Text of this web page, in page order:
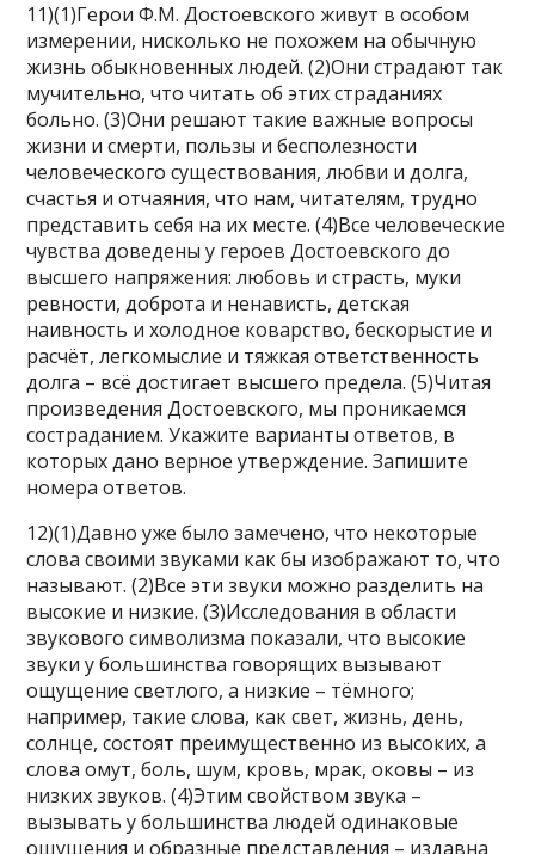
11)(1)Герои Ф.М. Достоевского живут в особом
измерении, нисколько не похожем на обычную
жизнь обыкновенных людей. (2)Они страдают так
мучительно, что читать об этих страданиях
больно. (3)Они решают такие важные вопросы
жизни и смерти, пользы и бесполезности
человеческого существования, любви и долга,
счастья и отчаяния, что нам, читателям, трудно
представить себя на их месте. (4)Все человеческие
чувства доведены у героев Достоевского до
высшего напряжения: любовь и страсть, муки
ревности, доброта и ненависть, детская
наивность и холодное коварство, бескорыстие и
расчёт, легкомыслие и тяжкая ответственность
долга – всё достигает высшего предела. (5)Читая
произведения Достоевского, мы проникаемся
состраданием. Укажите варианты ответов, в
которых дано верное утверждение. Запишите
номера ответов.
12)(1)Давно уже было замечено, что некоторые
слова своими звуками как бы изображают то, что
называют. (2)Все эти звуки можно разделить на
высокие и низкие. (3)Исследования в области
звукового символизма показали, что высокие
звуки у большинства говорящих вызывают
ощущение светлого, а низкие – тёмного;
например, такие слова, как свет, жизнь, день,
солнце, состоят преимущественно из высоких, а
слова омут, боль, шум, кровь, мрак, оковы – из
низких звуков. (4)Этим свойством звука –
вызывать у большинства людей одинаковые
ощущения и образные представления – издавна